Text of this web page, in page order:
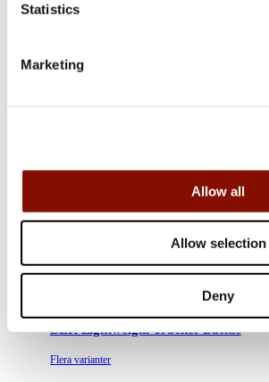
Statistics
Marketing
Allow all
Allow selection
Deny
BLR Lightweight Tracker Battue
Flera varianter